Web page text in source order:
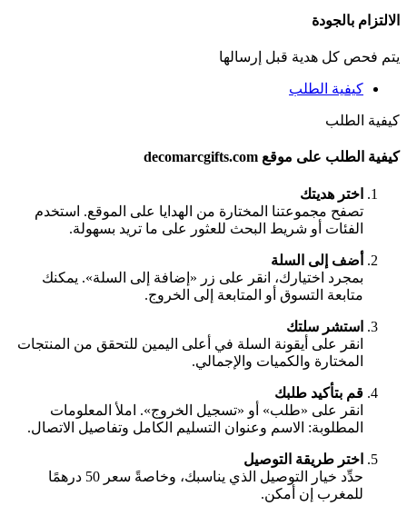
الالتزام بالجودة
يتم فحص كل هدية قبل إرسالها
كيفية الطلب
كيفية الطلب
كيفية الطلب على موقع decomarcgifts.com
اختر هديتك
تصفح مجموعتنا المختارة من الهدايا على الموقع. استخدم
الفئات أو شريط البحث للعثور على ما تريد بسهولة.
أضف إلى السلة
بمجرد اختيارك، انقر على زر «إضافة إلى السلة». يمكنك
متابعة التسوق أو المتابعة إلى الخروج.
استشر سلتك
انقر على أيقونة السلة في أعلى اليمين للتحقق من المنتجات
المختارة والكميات والإجمالي.
قم بتأكيد طلبك
انقر على «طلب» أو «تسجيل الخروج». املأ المعلومات
المطلوبة: الاسم وعنوان التسليم الكامل وتفاصيل الاتصال.
اختر طريقة التوصيل
حدِّد خيار التوصيل الذي يناسبك، وخاصةً سعر 50 درهمًا
للمغرب إن أمكن.